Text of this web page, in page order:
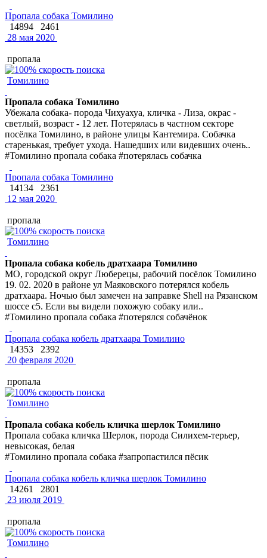
Пропала собака Томилино
14894
2461
28 мая 2020
пропала
Томилино
Пропала собака Томилино
Убежала собака- порода Чихуахуа, кличка - Лиза, окрас -
светлый, возраст - 12 лет. Потерялась в частном секторе
посёлка Томилино, в районе улицы Кантемира. Собачка
старенькая, требует ухода. Нашедших или видевших очень..
#Томилино пропала собака #потерялась собачка
Пропала собака Томилино
14134
2361
12 мая 2020
пропала
Томилино
Пропала собака кобель дратхаара Томилино
МО, городской округ Люберецы, рабочий посёлок Томилино
19. 02. 2020 в районе ул Маяковского потерялся кобель
дратхаара. Ночью был замечен на заправке Shell на Рязанском
шоссе с5. Если вы видели похожую собаку или..
#Томилино пропала собака #потерялся собачёнок
Пропала собака кобель дратхаара Томилино
14353
2392
20 февраля 2020
пропала
Томилино
Пропала собака кобель кличка шерлок Томилино
Пропала собака кличка Шерлок, порода Силихем-терьер,
невысокая, белая
#Томилино пропала собака #запропастился пёсик
Пропала собака кобель кличка шерлок Томилино
14261
2801
23 июля 2019
пропала
Томилино